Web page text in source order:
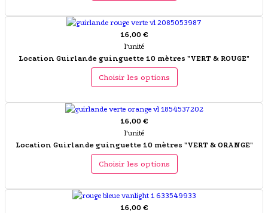
16,00 €
l'unité
Location Guirlande guinguette 10 mètres "VERT & ROUGE"
Choisir les options
16,00 €
l'unité
Location Guirlande guinguette 10 mètres "VERT & ORANGE"
Choisir les options
16,00 €